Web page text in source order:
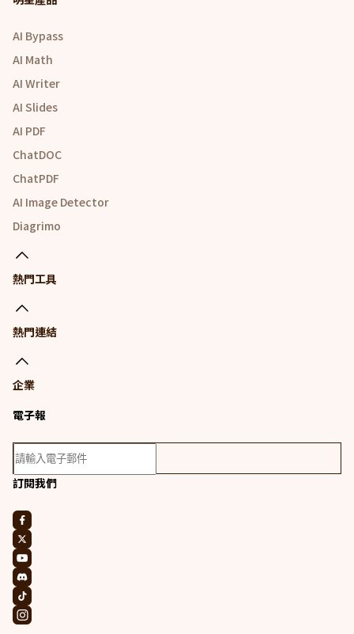
AI Bypass
AI Math
AI Writer
AI Slides
AI PDF
ChatDOC
ChatPDF
AI Image Detector
Diagrimo
熱門工具
熱門連結
企業
電子報
訂閱我們